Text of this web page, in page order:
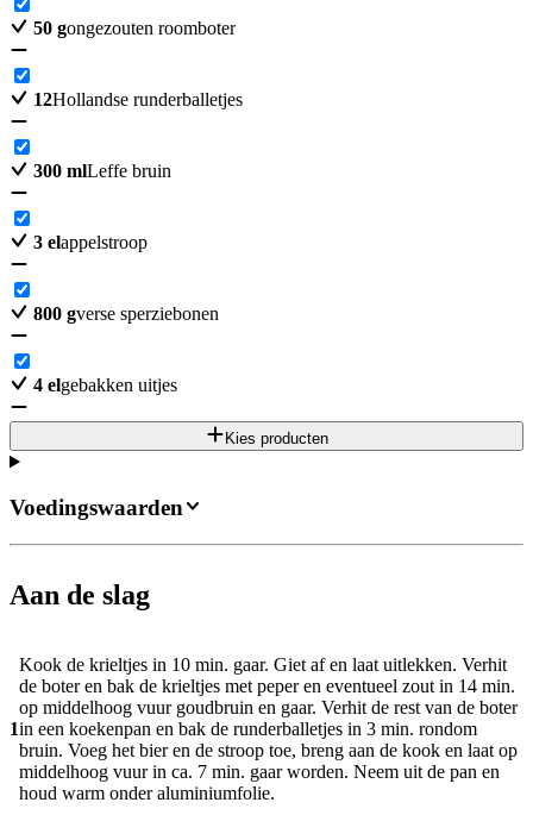
50 gongezouten roomboter
12Hollandse runderballetjes
300 mlLeffe bruin
3 elappelstroop
800 gverse sperziebonen
4 elgebakken uitjes
Kies producten
Aan de slag
1
Kook de krieltjes in 10 min. gaar. Giet af en laat uitlekken. Verhit
de boter en bak de krieltjes met peper en eventueel zout in 14 min.
op middelhoog vuur goudbruin en gaar. Verhit de rest van de boter
in een koekenpan en bak de runderballetjes in 3 min. rondom
bruin. Voeg het bier en de stroop toe, breng aan de kook en laat op
middelhoog vuur in ca. 7 min. gaar worden. Neem uit de pan en
houd warm onder aluminiumfolie.
Voedingswaarden